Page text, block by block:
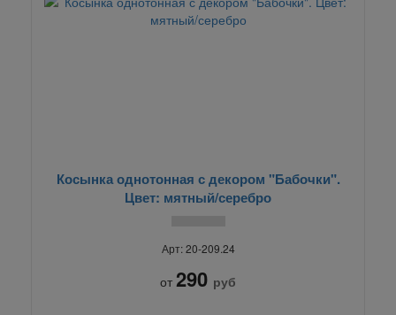
Косынка однотонная с декором "Бабочки".
Цвет: мятный/серебро
Арт: 20-209.24
от 290 руб